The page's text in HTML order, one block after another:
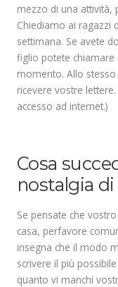
mezzo di una attività,
Chiediamo ai ragazzi
settimana. Se avete
figlio potete chiamare
momento. Allo
ricevere vostre
accesso ad internet.)
Cosa
nostalgia di
Se pensate che
casa, perfavore
insegna che il modo
scrivere il più
quanto vi manchi